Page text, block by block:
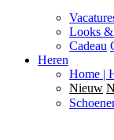
Looks
Cadeau
Heren
Home |
Nieuw